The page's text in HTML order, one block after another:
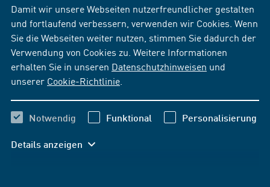
Damit wir unsere Webseiten nutzerfreundlicher gestalten
und fortlaufend verbessern, verwenden wir Cookies. Wenn
Sie die Webseiten weiter nutzen, stimmen Sie dadurch der
Verwendung von Cookies zu. Weitere Informationen
erhalten Sie in unseren Datenschutzhinweisen und
unserer Cookie-Richtlinie
Notwendig Funktional Personalisierung
Details anzeigen